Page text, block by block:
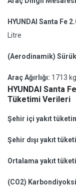
HYUNDAI Santa Fe
Litre
(Aerodinamik)
Araç Ağırlığı: 1713 kg
HYUNDAI Santa
Tüketimi Verileri
Şehir içi yakıt
Şehir dışı yakıt
Ortalama yakıt
(CO2)